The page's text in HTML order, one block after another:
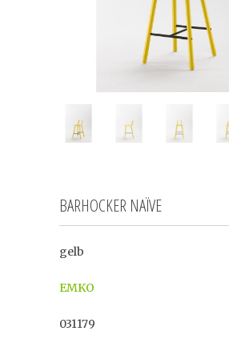
BARHOCKER NAÏVE
gelb
EMKO
031179